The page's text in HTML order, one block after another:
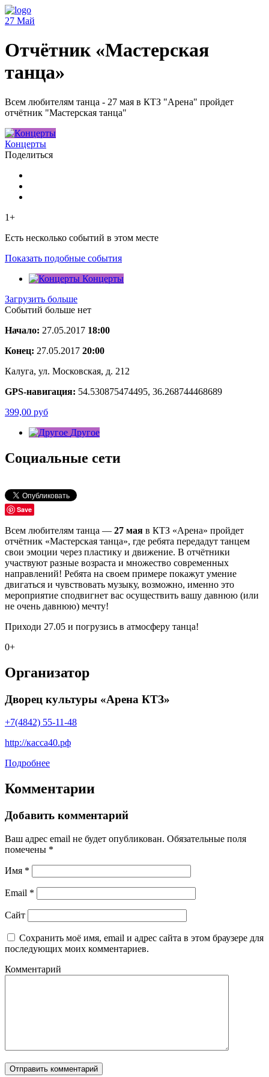
27 Май
Отчётник «Мастерская
танца»
Всем любителям танца - 27 мая в КТЗ "Арена" пройдет
отчётник "Мастерская танца"
Концерты
Поделиться
1+
Есть несколько событий в этом месте
Показать подобные события
Концерты
Загрузить больше
Событий больше нет
Начало: 27.05.2017 18:00
Конец: 27.05.2017 20:00
Калуга, ул. Московская, д. 212
GPS-навигация: 54.530875474495, 36.268744468689
399,00 руб
Другое
Социальные сети
Save
Всем любителям танца — 27 мая в КТЗ «Арена» пройдет
отчётник «Мастерская танца», где ребята передадут танцем
свои эмоции через пластику и движение. В отчётники
участвуют разные возраста и множество современных
направлений! Ребята на своем примере покажут умение
двигаться и чувствовать музыку, возможно, именно это
мероприятие сподвигнет вас осуществить вашу давнюю (или
не очень давнюю) мечту!
Приходи 27.05 и погрузись в атмосферу танца!
0+
Организатор
Дворец культуры «Арена КТЗ»
+7(4842) 55-11-48
http://касса40.рф
Подробнее
Комментарии
Добавить комментарий
Ваш адрес email не будет опубликован. Обязательные поля
помечены *
Имя *
Email *
Сайт
Сохранить моё имя, email и адрес сайта в этом браузере для
последующих моих комментариев.
Комментарий